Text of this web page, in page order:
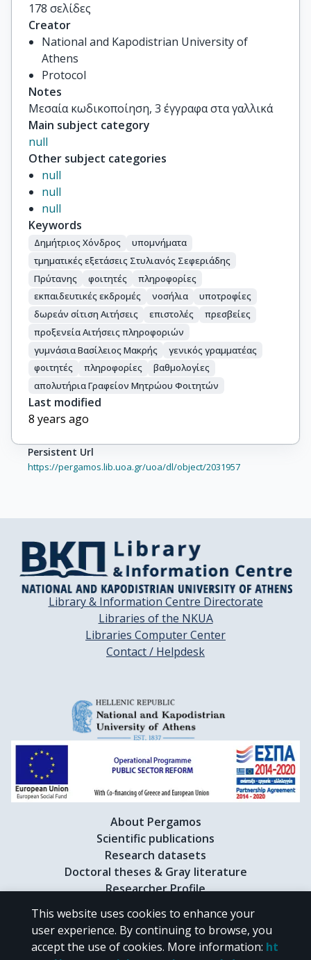
178 σελίδες
Creator
National and Kapodistrian University of
Athens
Protocol
Notes
Μεσαία κωδικοποίηση, 3 έγγραφα στα γαλλικά
Main subject category
null
Other subject categories
null
null
null
Keywords
Δημήτριος Χόνδρος
υπομνήματα
τμηματικές εξετάσεις Στυλιανός Σεφεριάδης
Πρύτανης
φοιτητές
πληροφορίες
εκπαιδευτικές εκδρομές
νοσήλια
υποτροφίες
δωρεάν σίτιση Αιτήσεις
επιστολές
πρεσβείες
προξενεία Αιτήσεις πληροφοριών
γυμνάσια Βασίλειος Μακρής
γενικός γραμματέας
φοιτητές
πληροφορίες
βαθμολογίες
απολυτήρια Γραφείον Μητρώου Φοιτητών
Last modified
8 years ago
Persistent Url
https://pergamos.lib.uoa.gr/uoa/dl/object/2031957
Library & Information Centre Directorate
Libraries of the NKUA
Libraries Computer Center
Contact / Helpdesk
About Pergamos
Scientific publications
Research datasets
Doctoral theses & Gray literature
Researcher Profile
CC BY-NC 4.0
This website uses cookies to enhance your
user experience. By continuing to browse, you
accept the use of cookies. More information: ht